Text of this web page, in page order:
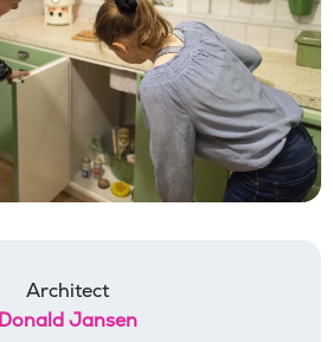
Architect
Donald Jansen